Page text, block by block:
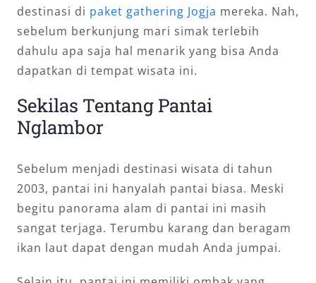
destinasi di paket gathering Jogja mereka. Nah,
sebelum berkunjung mari simak terlebih
dahulu apa saja hal menarik yang bisa Anda
dapatkan di tempat wisata ini.
Sekilas Tentang Pantai
Nglambor
Sebelum menjadi destinasi wisata di tahun
2003, pantai ini hanyalah pantai biasa. Meski
begitu panorama alam di pantai ini masih
sangat terjaga. Terumbu karang dan beragam
ikan laut dapat dengan mudah Anda jumpai.